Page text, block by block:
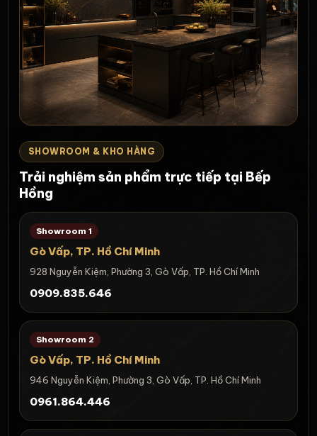
SHOWROOM & KHO HÀNG
Trải nghiệm sản phẩm trực tiếp tại Bếp
Hồng
Showroom 1
Gò Vấp, TP. Hồ Chí Minh
928 Nguyễn Kiệm, Phường 3, Gò Vấp, TP. Hồ Chí Minh
0909.835.646
Showroom 2
Gò Vấp, TP. Hồ Chí Minh
946 Nguyễn Kiệm, Phường 3, Gò Vấp, TP. Hồ Chí Minh
0961.864.446